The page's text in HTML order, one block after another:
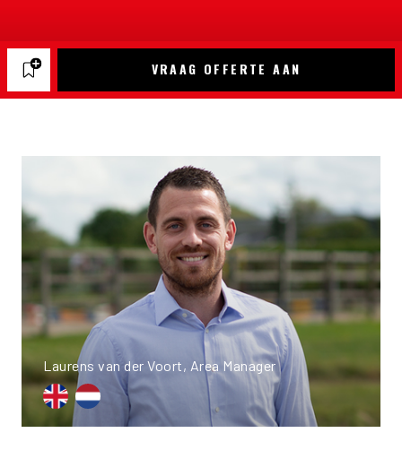
VRAAG OFFERTE AAN
Laurens van der Voort, Area Manager